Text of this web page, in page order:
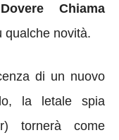
Chiama
qualche novità.
di un nuovo
la letale spia
tornerà come